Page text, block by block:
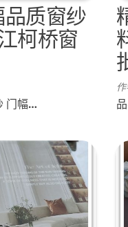
品质窗纱
柯桥窗
门幅…